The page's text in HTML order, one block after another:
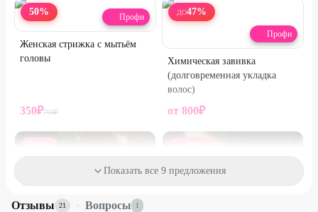
- выдача диплома государственного образца.
Условия
Промокод действует для волос любой длины и густоты.
Услуги по акции оказывают мастера.
Один промокод действует на одну услугу.
+7 (995) 969-73-12.
Для получения скидки предъявите промокод.
50% Профи
Женская стрижка с мытьём
головы
350₽700₽
ДО47%
Профи
Химическая завивка
(долговременная укладка
волос)
от 800₽
Показать все 9 предложения
Отзывы 21 · Вопросы 1